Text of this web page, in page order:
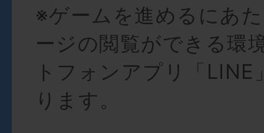
※ゲームを進めるにあ
ージの閲覧ができる環
トフォンアプリ「LINE
ります。